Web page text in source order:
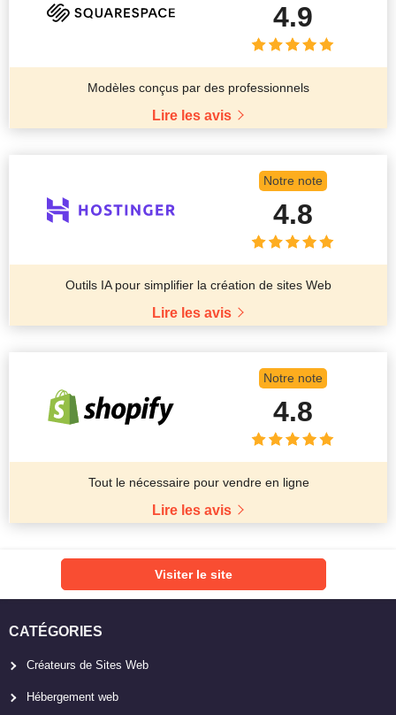
4.9
Modèles conçus par des professionnels
Lire les avis
Notre note
4.8
Outils IA pour simplifier la création de sites Web
Lire les avis
Notre note
4.8
Tout le nécessaire pour vendre en ligne
Lire les avis
Visiter le site
CATÉGORIES
Créateurs de Sites Web
Hébergement web